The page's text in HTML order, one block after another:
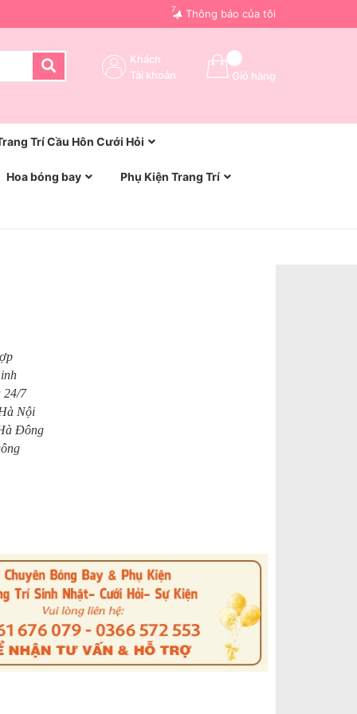
Thông báo của tôi
7
Giỏ hàng
Khách
Tài khoản
Trí Cầu Hôn Cưới Hỏi
Hoa bóng bay Phụ Kiện Trang Trí
24/7
Nội
Đông